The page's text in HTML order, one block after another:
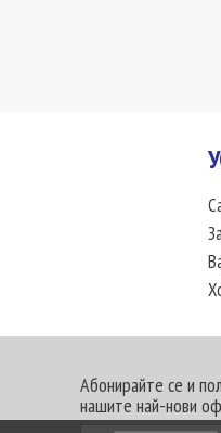
Абонирайте се и
нашите най-нови